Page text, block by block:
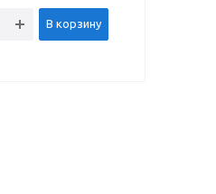
В корзину